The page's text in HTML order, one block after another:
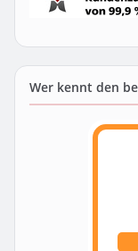
Wer kennt den